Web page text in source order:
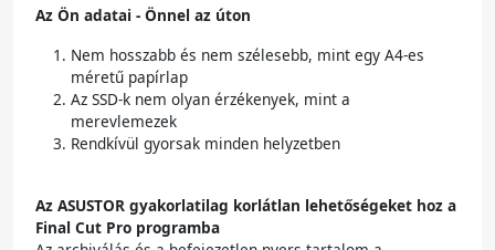
Az Ön adatai - Önnel az úton
Nem hosszabb és nem szélesebb, mint egy A4-es
méretű papírlap
Az SSD-k nem olyan érzékenyek, mint a
merevlemezek
Rendkívül gyorsak minden helyzetben
Az ASUSTOR gyakorlatilag korlátlan lehetőségeket hoz a
Final Cut Pro programba